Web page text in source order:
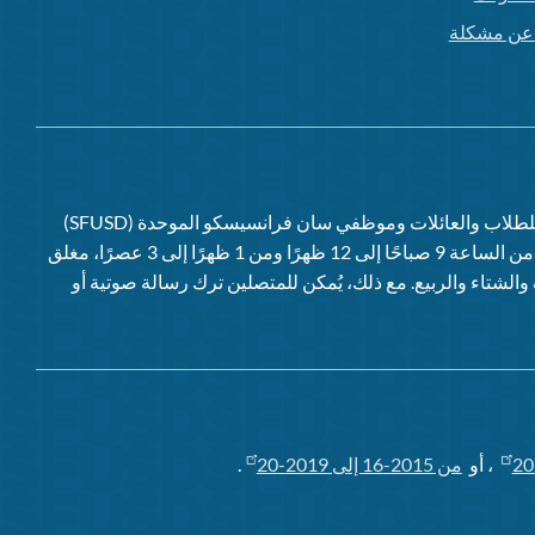
عن مشكلة
سان فرانسيسكو الموحدة (SFUSD) والعائلات وموظفي
(من الاثنين إلى الجمعة، من الساعة 9 صباحًا إلى 12 ظهرًا ومن 1 ظهرًا إلى 3 عصرًا، مغلق
والربيع. مع ذلك، يُمكن للمتصلين ترك رسالة صوتية أو
، أو من 2015-16 إلى 2019-20 .